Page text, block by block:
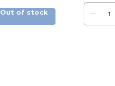
Out of stock